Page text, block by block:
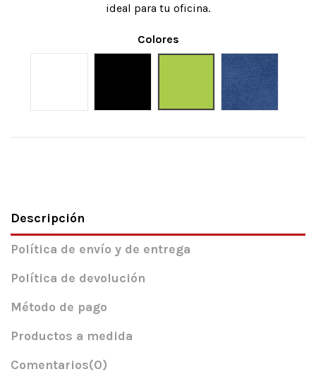
ideal para tu oficina.
Colores
Pistacho Azul
Descripción
Política de envío y de entrega
Política de devolución
Método de pago
Productos a medida
Comentarios(0)